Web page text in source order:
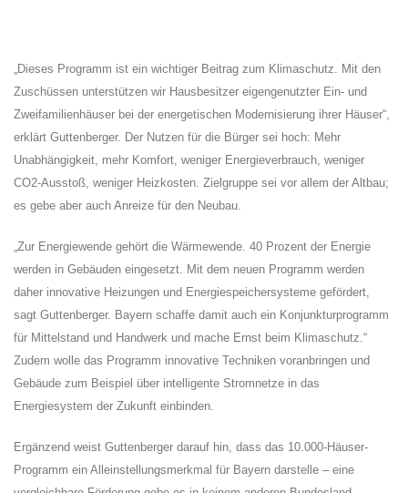
Dieses Programm ist ein wichtiger Beitrag zum Klimaschutz. Mit den
Zuschüssen unterstützen wir Hausbesitzer eigengenutzter Ein- und
Zweifamilienhäuser bei der energetischen Modernisierung ihrer Häuser“,
erklärt Guttenberger. Der Nutzen für die Bürger sei hoch: Mehr
Unabhängigkeit, mehr Komfort, weniger Energieverbrauch, weniger
CO2-Ausstoß, weniger Heizkosten. Zielgruppe sei vor allem der Altbau;
es gebe aber auch Anreize für den Neubau.
Zur Energiewende gehört die Wärmewende. 40 Prozent der Energie
werden in Gebäuden eingesetzt. Mit dem neuen Programm werden
daher innovative Heizungen und Energiespeichersysteme gefördert,
sagt Guttenberger. Bayern schaffe damit auch ein Konjunkturprogramm
für Mittelstand und Handwerk und mache Ernst beim Klimaschutz.“
Zudem wolle das Programm innovative Techniken voranbringen und
Gebäude zum Beispiel über intelligente Stromnetze in das
Energiesystem der Zukunft einbinden.
Ergänzend weist Guttenberger darauf hin, dass das 10.000-Häuser-
Programm ein Alleinstellungsmerkmal für Bayern darstelle – eine